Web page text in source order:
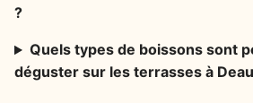
?
Quels types de boissons sont
déguster sur les terrasses à